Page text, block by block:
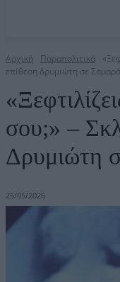
Αρχική Παραπολιτικά
επίθεση Δρυμιώτη σε Σαμαρά
σου;» –
Δρυμιώτη
25/05/2026